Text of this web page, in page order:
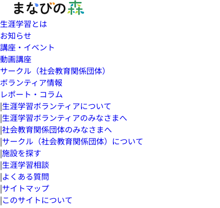
生涯学習とは
お知らせ
講座・イベント
動画講座
サークル（社会教育関係団体）
ボランティア情報
レポート・コラム
|生涯学習ボランティアについて
|生涯学習ボランティアのみなさまへ
|社会教育関係団体のみなさまへ
|サークル（社会教育関係団体）について
|施設を探す
|生涯学習相談
|よくある質問
|サイトマップ
|このサイトについて